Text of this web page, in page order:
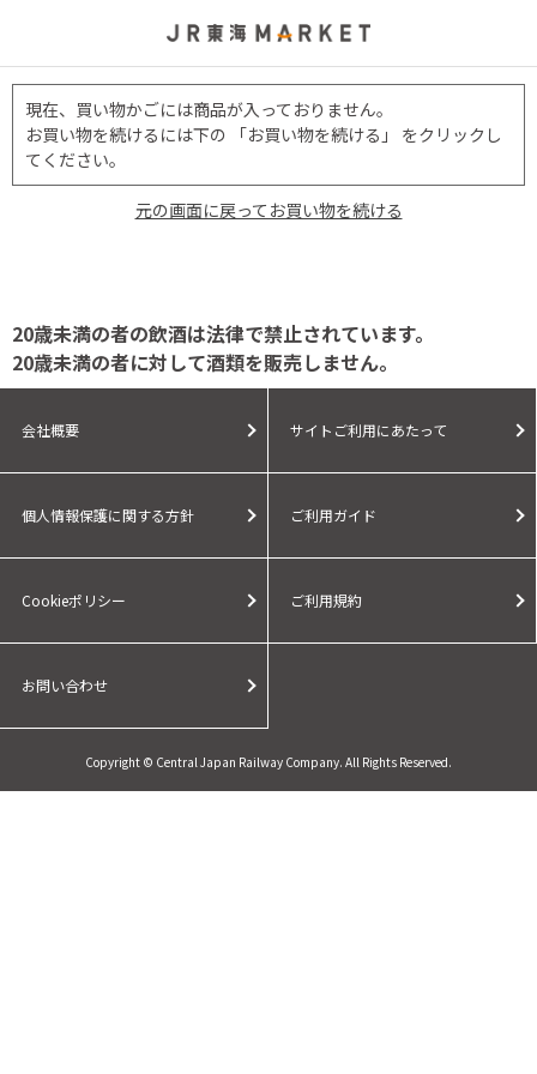
現在、買い物かごには商品が入っておりません。
お買い物を続けるには下の 「お買い物を続ける」 をクリックし
てください。
元の画面に戻ってお買い物を続ける
20歳未満の者の飲酒は法律で禁止されています。
20歳未満の者に対して酒類を販売しません。
会社概要 サイトご利用にあたって
個人情報保護に関する方針 ご利用ガイド
Cookieポリシー ご利用規約
お問い合わせ
Copyright © Central Japan Railway Company. All Rights Reserved.